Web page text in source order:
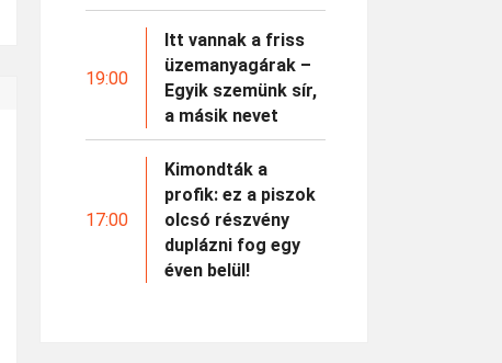
19:00
Itt vannak a friss
üzemanyagárak –
Egyik szemünk sír,
a másik nevet
17:00
Kimondták a
profik: ez a piszok
olcsó részvény
duplázni fog egy
éven belül!